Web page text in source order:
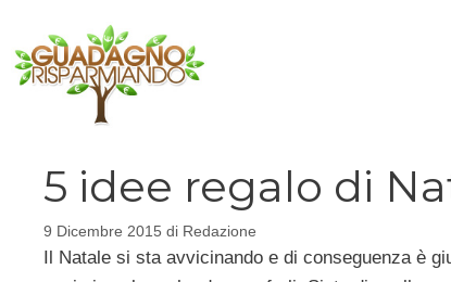
contenuto
5 idee regalo di
9 Dicembre 2015 di Redazione
Il Natale si sta avvicinando e di conseguenza è